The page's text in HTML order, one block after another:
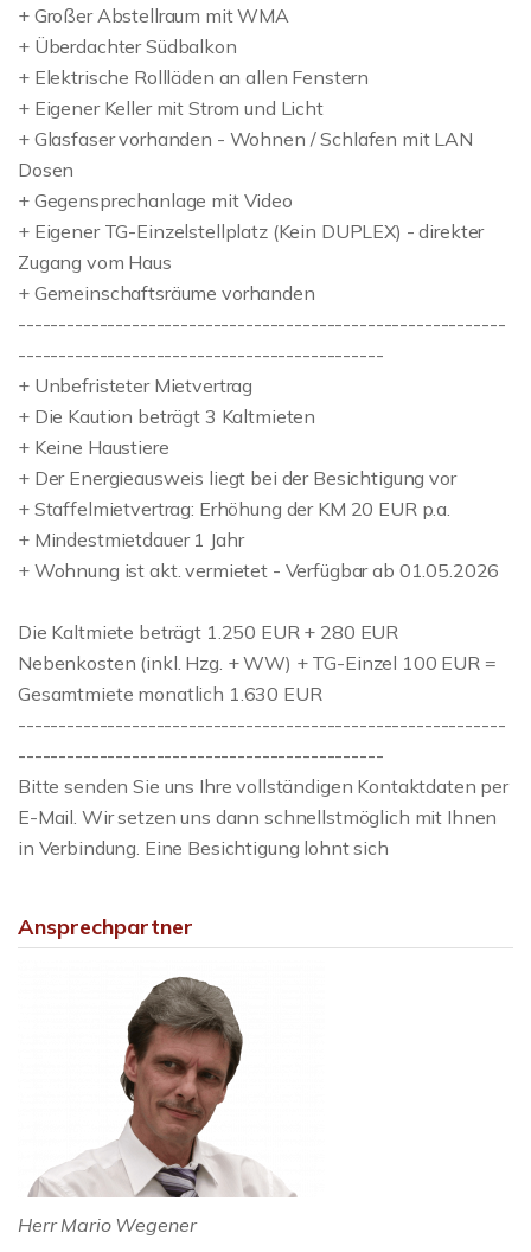
+ Großer Abstellraum mit WMA
+ Überdachter Südbalkon
+ Elektrische Rollläden an allen Fenstern
+ Eigener Keller mit Strom und Licht
+ Glasfaser vorhanden - Wohnen / Schlafen mit LAN
Dosen
+ Gegensprechanlage mit Video
+ Eigener TG-Einzelstellplatz (Kein DUPLEX) - direkter
Zugang vom Haus
+ Gemeinschaftsräume vorhanden
------------------------------------------------------------
---------------------------------------------
+ Unbefristeter Mietvertrag
+ Die Kaution beträgt 3 Kaltmieten
+ Keine Haustiere
+ Der Energieausweis liegt bei der Besichtigung vor
+ Staffelmietvertrag: Erhöhung der KM 20 EUR p.a.
+ Mindestmietdauer 1 Jahr
+ Wohnung ist akt. vermietet - Verfügbar ab 01.05.2026
Die Kaltmiete beträgt 1.250 EUR + 280 EUR
Nebenkosten (inkl. Hzg. + WW) + TG-Einzel 100 EUR =
Gesamtmiete monatlich 1.630 EUR
------------------------------------------------------------
---------------------------------------------
Bitte senden Sie uns Ihre vollständigen Kontaktdaten per
E-Mail. Wir setzen uns dann schnellstmöglich mit Ihnen
in Verbindung. Eine Besichtigung lohnt sich
Ansprechpartner
Herr Mario Wegener